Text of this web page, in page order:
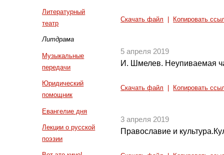
Литературный
театр
Литдрама
Музыкальные
передачи
Юридический
помощник
Евангелие дня
Лекции о русской
поэзии
Скачать файл Копировать
5 апреля 2019
И. Шмелев. Неупиваемая
Скачать файл Копировать
3 апреля 2019
Православие и